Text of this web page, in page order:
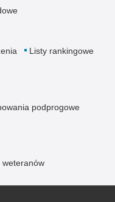
Listy rankingowe
podprogowe
weteranów